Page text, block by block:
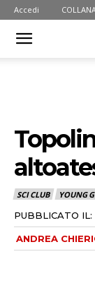
Accedi
SCI CLUB YOUNG
PUBBLICATO IL:
ANDREA